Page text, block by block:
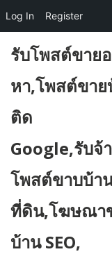
content
รับโพสต์ขาย
หา,โพสต์ขา
ติด
Google,รับจ้
โพสต์ขาบบ้า
ที่ดิน,โฆษณา
บ้าน SEO,
Log In Register